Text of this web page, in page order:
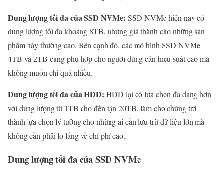
Dung lượng tối đa của SSD NVMe: SSD NVMe hiện nay có
dung lượng tối đa khoảng 8TB, nhưng giá thành cho những sản
phẩm này thường cao. Bên cạnh đó, các mô hình SSD NVMe
4TB và 2TB cũng phù hợp cho người dùng cần hiệu suất cao mà
không muốn chi quá nhiều.
Dung lượng tối đa của HDD: HDD lại có lựa chọn đa dạng hơn
với dung lượng từ 1TB cho đến tận 20TB, làm cho chúng trở
thành lựa chọn lý tưởng cho những ai cần lưu trữ dữ liệu lớn mà
không cần phải lo lắng về chi phí cao.
Dung lượng tối đa của SSD NVMe